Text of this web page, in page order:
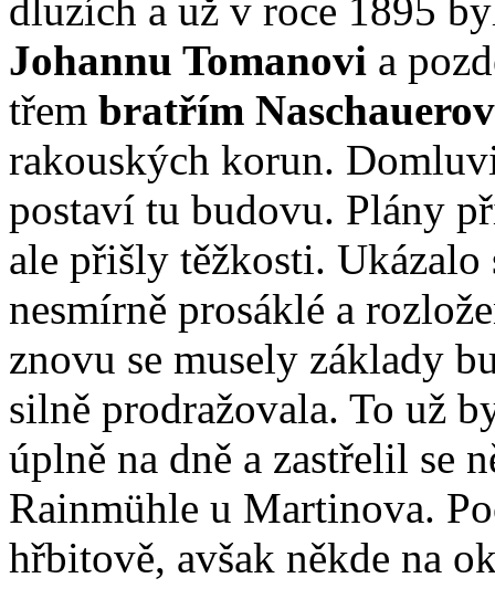
dluzích a už v roce 1895
Johannu Tomanovi a
třem bratřím
rakouských korun.
postaví tu budovu. Plány
ale přišly těžkosti.
nesmírně prosáklé a
znovu se musely základy
silně prodražovala. To už
úplně na dně a zastřelil se
Rainmühle u Martinova.
hřbitově, avšak někde na